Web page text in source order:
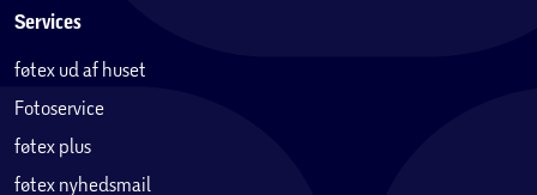
Services
føtex ud af huset
Fotoservice
føtex plus
føtex nyhedsmail